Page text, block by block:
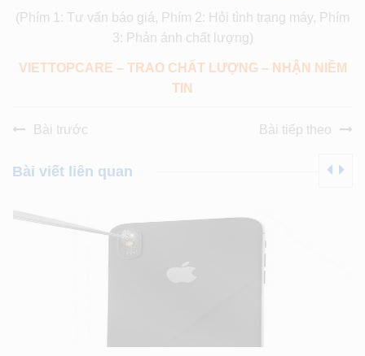
(Phím 1: Tư vấn báo giá, Phím 2: Hỏi tình trạng máy, Phím
3: Phản ánh chất lượng)
VIETTOPCARE – TRAO CHẤT LƯỢNG – NHẬN NIỀM
TIN
Bài trước Bài tiếp theo
Bài viết liên quan